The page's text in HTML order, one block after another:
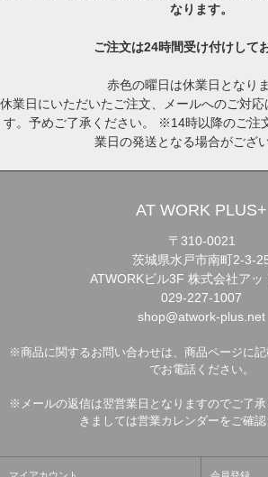
なります。
ご注文は24時間受け付けして
赤色の曜日は休業日となりま
休業日にいただいたご注文、メールへのご対
す。予めご了承ください。 ※14時以降のご注
業日の発送となる場合がござい
AT WORK PLUS+
〒310-0021
茨城県水戸市南町2-3-
ATWORKビル3F 株式会社アッ
029-227-1007
shop@atwork-plus.net
※商品に関するお問い合わせは、商品ページに
でお電話ください。
※メールの返信は翌営業日となりますのでご了
きましては営業カレンダーをご確認